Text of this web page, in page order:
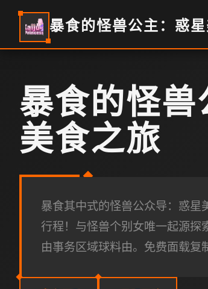
暴食的怪兽公主：惑
暴食的怪兽
美食之旅
暴食其中式的怪兽公众导：惑星
行程！与怪兽个别女唯一起源探
由事务区域球料由。免费面载复